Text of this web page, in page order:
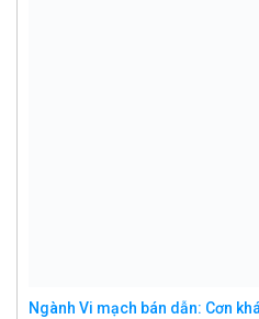
Ngành Vi mạch bán dẫn: Cơn